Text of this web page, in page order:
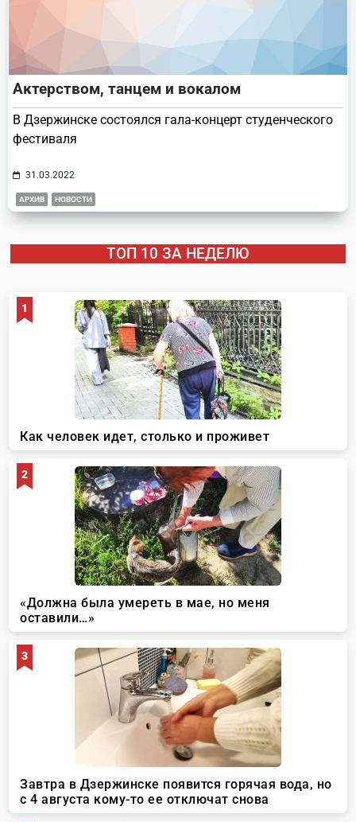
Актерством, танцем и вокалом
В Дзержинске состоялся гала-концерт студенческого
фестиваля
31.03.2022
АРХИВ НОВОСТИ
ТОП 10 ЗА НЕДЕЛЮ